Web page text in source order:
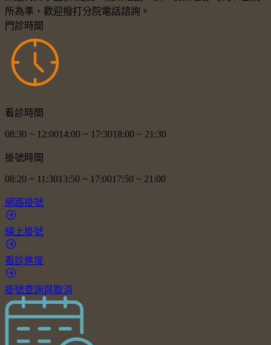
所為準，歡迎撥打分院電話諮詢。
門診時間
看診時間
08:30 ~ 12:0014:00 ~ 17:3018:00 ~ 21:30
掛號時間
08:20 ~ 11:3013:50 ~ 17:0017:50 ~ 21:00
網路掛號
線上掛號
看診進度
掛號查詢與取消